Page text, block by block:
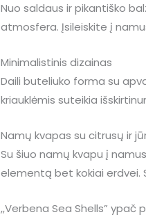
Nuo saldaus ir pikantiško
atmosfera. Įsileiskite į
Minimalistinis dizainas
Daili buteliuko forma su
kriauklėmis suteikia
Namų kvapas su citrusų ir
Su šiuo namų kvapu į
elementą bet kokiai erdvei.
,,Verbena Sea Shells”